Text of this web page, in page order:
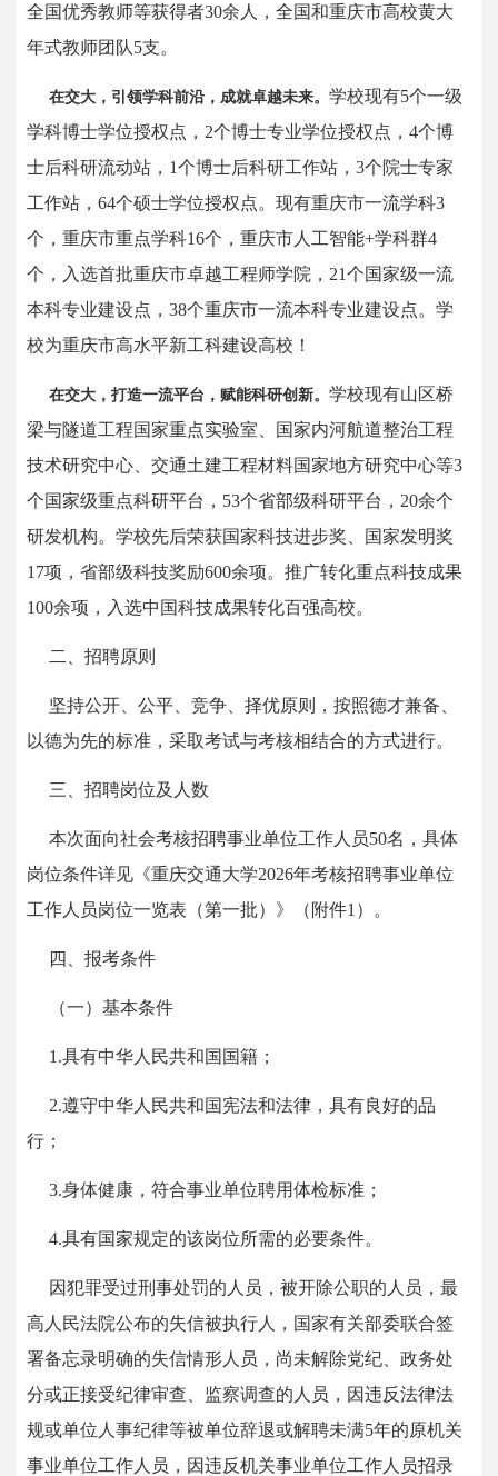
全国优秀教师等获得者30余人，全国和重庆市高校黄大
年式教师团队5支。
在交大，引领学科前沿，成就卓越未来。学校现有5个一级
学科博士学位授权点，2个博士专业学位授权点，4个博
士后科研流动站，1个博士后科研工作站，3个院士专家
工作站，64个硕士学位授权点。现有重庆市一流学科3
个，重庆市重点学科16个，重庆市人工智能+学科群4
个，入选首批重庆市卓越工程师学院，21个国家级一流
本科专业建设点，38个重庆市一流本科专业建设点。学
校为重庆市高水平新工科建设高校！
在交大，打造一流平台，赋能科研创新。学校现有山区桥
梁与隧道工程国家重点实验室、国家内河航道整治工程
技术研究中心、交通土建工程材料国家地方研究中心等3
个国家级重点科研平台，53个省部级科研平台，20余个
研发机构。学校先后荣获国家科技进步奖、国家发明奖
17项，省部级科技奖励600余项。推广转化重点科技成果
100余项，入选中国科技成果转化百强高校。
二、招聘原则
坚持公开、公平、竞争、择优原则，按照德才兼备、
以德为先的标准，采取考试与考核相结合的方式进行。
三、招聘岗位及人数
本次面向社会考核招聘事业单位工作人员50名，具体
岗位条件详见《重庆交通大学2026年考核招聘事业单位
工作人员岗位一览表（第一批）》（附件1）。
四、报考条件
（一）基本条件
1.具有中华人民共和国国籍；
2.遵守中华人民共和国宪法和法律，具有良好的品
行；
3.身体健康，符合事业单位聘用体检标准；
4.具有国家规定的该岗位所需的必要条件。
因犯罪受过刑事处罚的人员，被开除公职的人员，最
高人民法院公布的失信被执行人，国家有关部委联合签
署备忘录明确的失信情形人员，尚未解除党纪、政务处
分或正接受纪律审查、监察调查的人员，因违反法律法
规或单位人事纪律等被单位辞退或解聘未满5年的原机关
事业单位工作人员，因违反机关事业单位工作人员招录